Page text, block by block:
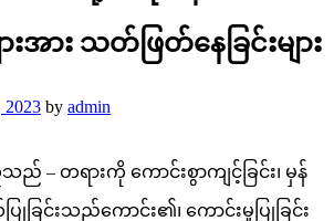
အား သတ်ဖြတ်နေခြင်းများ
2023 by admin
– တရားကို ကောင်းစွာကျင့်ခြင်း၊ မှန်
ြုခြင်းသည်ကောင်း၏၊ ကောင်းမှုပြုခြင်း